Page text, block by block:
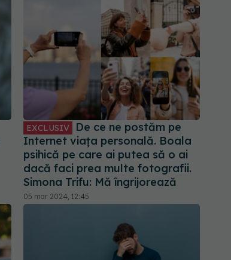
EXCLUSIV
De ce ne postăm pe
Internet viața personală. Boala
psihică pe care ai putea să o ai
dacă faci prea multe fotografii.
Simona Trifu: Mă îngrijorează
05 mar 2024, 12:45